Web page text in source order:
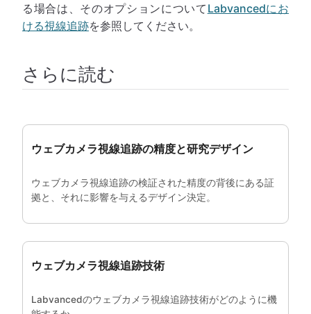
る場合は、そのオプションについて Labvancedにお
ける視線追跡を参照してください。
さらに読む
ウェブカメラ視線追跡の精度と研究デザイン
ウェブカメラ視線追跡の検証された精度の背後にある証
拠と、それに影響を与えるデザイン決定。
ウェブカメラ視線追跡技術
Labvancedのウェブカメラ視線追跡技術がどのように機